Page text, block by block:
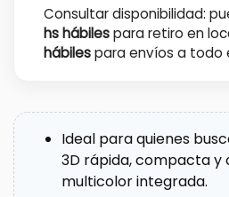
Consultar disponibilidad:
hs hábilespara retiro en
hábilespara envíos a todo
Ideal para quienes
3D rápida, compacta y
multicolor integrada.